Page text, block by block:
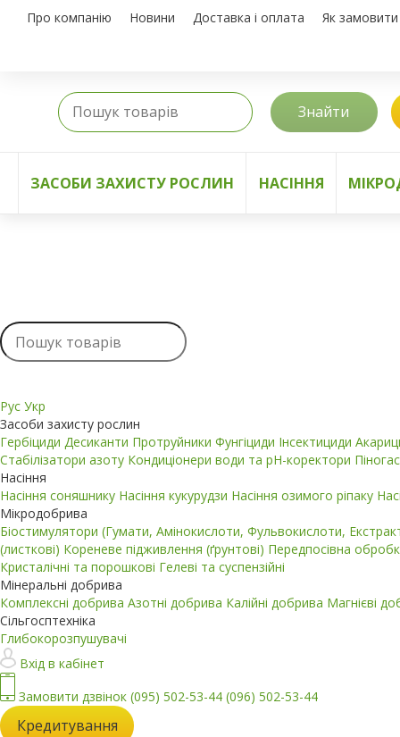
Про компанію Новини Доставка і оплата Як замовити
Знайти
ЗАСОБИ ЗАХИСТУ РОСЛИН НАСІННЯ
Рус Укр
Засоби захисту рослин
Гербіциди Десиканти Протруйники Фунгіциди Інсектициди
Стабілізатори азоту Кондиціонери води та pH-коректори
Насіння
Насіння соняшнику Насіння кукурудзи Насіння озимого ріпаку
Мікродобрива
Біостимулятори (Гумати, Амінокислоти, Фульвокислоти,
(листкові) Кореневе підживлення (ґрунтові) Передпосівна
Кристалічні та порошкові Гелеві та суспензійні
Мінеральні добрива
Комплексні добрива Азотні добрива Калійні добрива Магнієві
Сільгосптехніка
Глибокорозпушувачі
Вхід в кабінет
Замовити дзвінок (095) 502-53-44 (096) 502-53-44
Кредитування